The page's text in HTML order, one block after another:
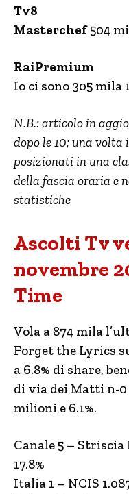
Tv8
Masterchef504
RaiPremium
Io ci sono 305 mila
N.B.: articolo in
dopo le 10; una
posizionati in una
della fascia oraria e
statistiche
Ascolti Tv
novembre
Time
Vola a 874 mila
Forget the Lyrics
a 6.8% di share,
di via dei Matti n-0
milioni e 6.1%.
Canale 5 –
17.8%
Italia 1 – NCIS